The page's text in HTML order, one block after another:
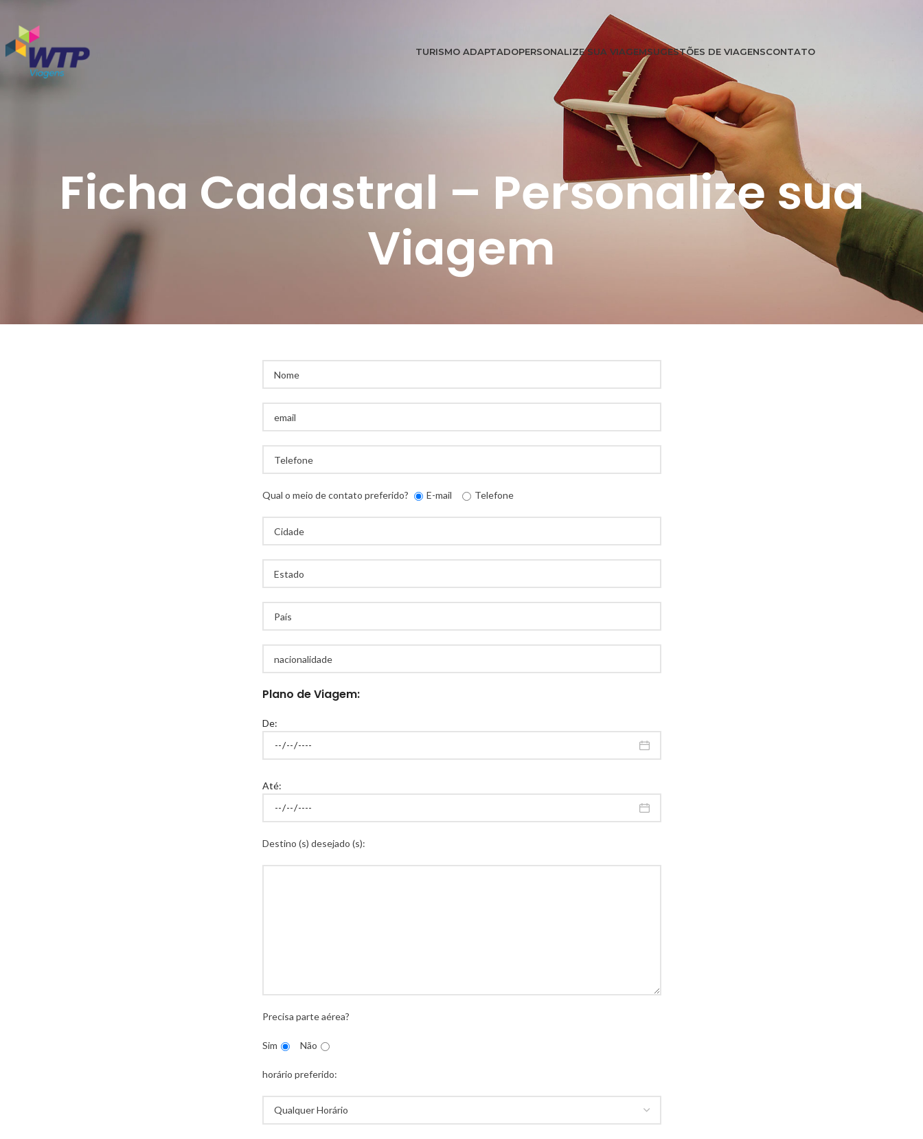
TURISMO ADAPTADOPERSONALIZE SUA VIAGEMSUGESTÕES DE VIAGENSCONTATO
Ficha Cadastral – Personalize sua
Viagem
Qual o meio de contato preferido? E-mail Telefone
Plano de Viagem:
De:
Até:
Destino (s) desejado (s):
Precisa parte aérea?
Sim Não
horário preferido: